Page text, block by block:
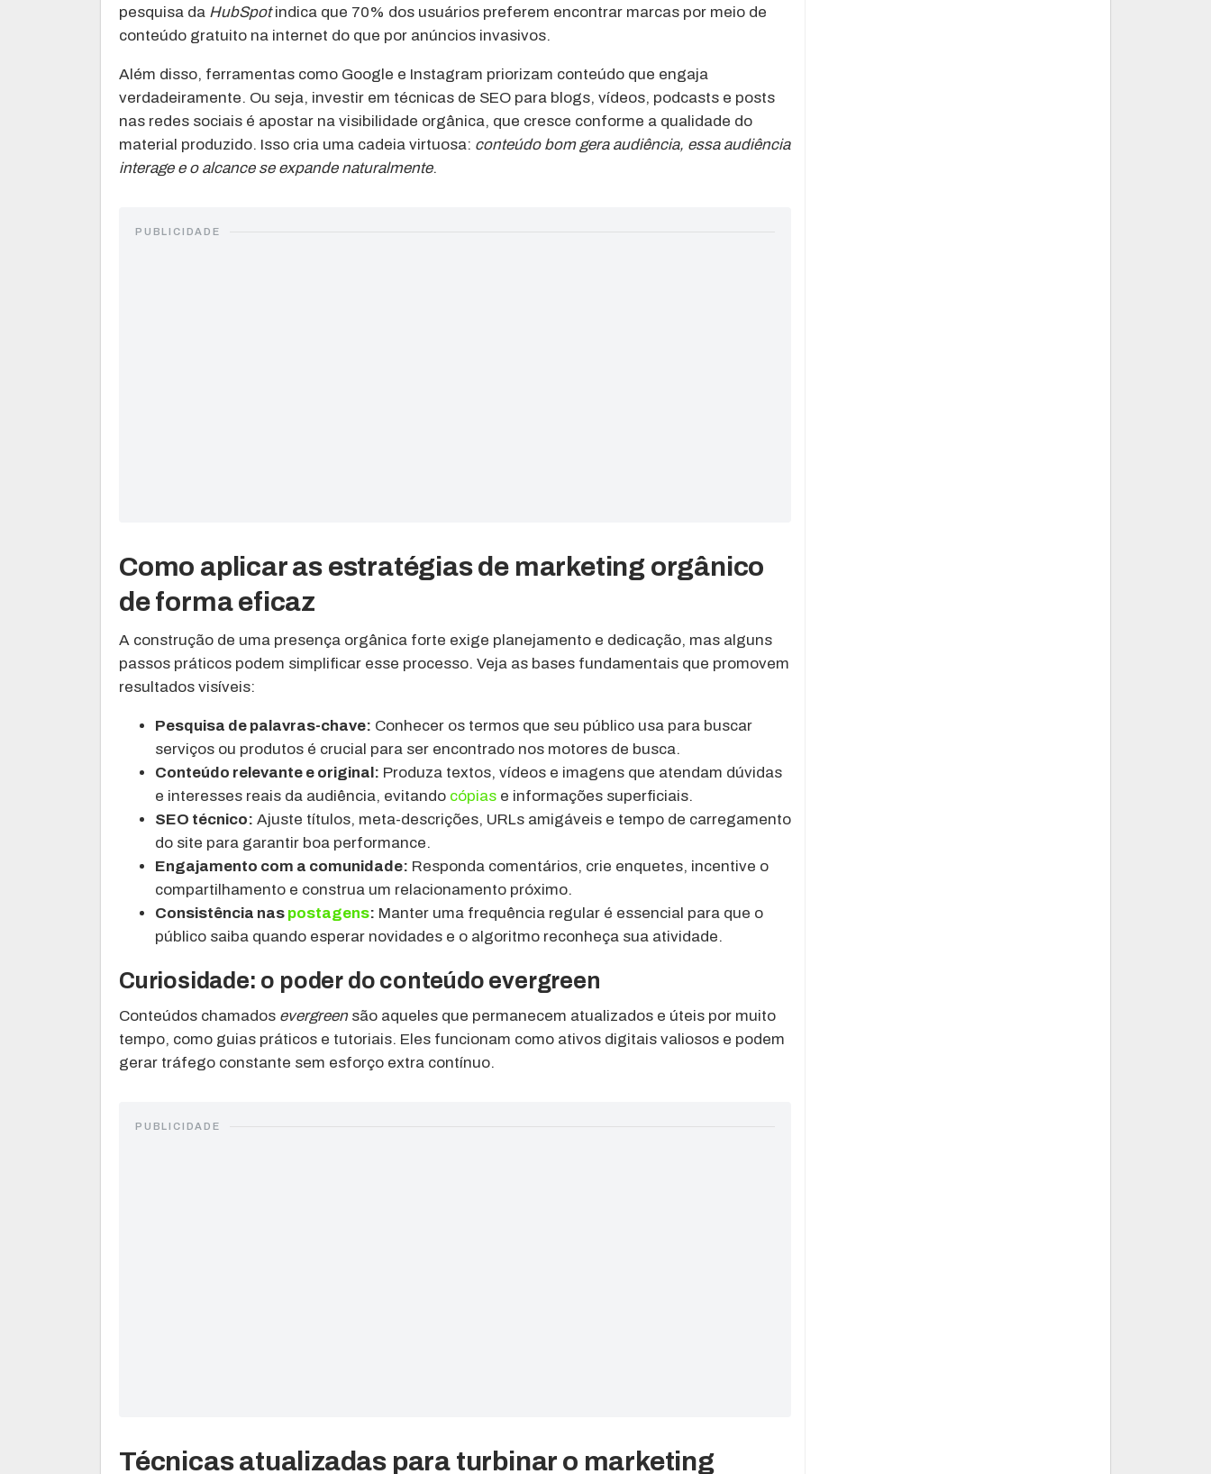
pesquisa da HubSpotindica que 70% dos usuários preferem encontrar marcas por meio de
conteúdo gratuito na internet do que por anúncios invasivos.
Além disso, ferramentas como Google e Instagram priorizam conteúdo que engaja
verdadeiramente. Ou seja, investir em técnicas de SEO para blogs, vídeos, podcasts e posts
nas redes sociais é apostar na visibilidade orgânica, que cresce conforme a qualidade do
material produzido. Isso cria uma cadeia virtuosa: conteúdo bom gera audiência, essa audiência
interage e o alcance se expande naturalmente.
PUBLICIDADE
Como aplicar as estratégias de marketing orgânico
de forma eficaz
A construção de uma presença orgânica forte exige planejamento e dedicação, mas alguns
passos práticos podem simplificar esse processo. Veja as bases fundamentais que promovem
resultados visíveis:
Pesquisa de palavras-chave: Conhecer os termos que seu público usa para buscar
serviços ou produtos é crucial para ser encontrado nos motores de busca.
Conteúdo relevante e original: Produza textos, vídeos e imagens que atendam dúvidas
e interesses reais da audiência, evitando cópias e informações superficiais.
SEO técnico: Ajuste títulos, meta-descrições, URLs amigáveis e tempo de carregamento
do site para garantir boa performance.
Engajamento com a comunidade: Responda comentários, crie enquetes, incentive o
compartilhamento e construa um relacionamento próximo.
Consistência nas postagens: Manter uma frequência regular é essencial para que o
público saiba quando esperar novidades e o algoritmo reconheça sua atividade.
Curiosidade: o poder do conteúdo evergreen
Conteúdos chamados evergreensão aqueles que permanecem atualizados e úteis por muito
tempo, como guias práticos e tutoriais. Eles funcionam como ativos digitais valiosos e podem
gerar tráfego constante sem esforço extra contínuo.
PUBLICIDADE
Técnicas atualizadas para turbinar o marketing